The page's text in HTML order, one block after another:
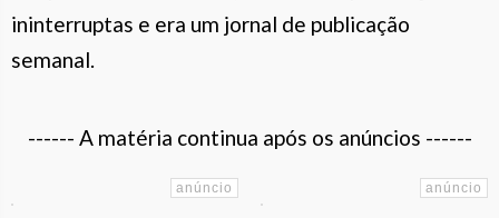
ininterruptas e era um jornal de publicação
semanal.
------ A matéria continua após os anúncios ------